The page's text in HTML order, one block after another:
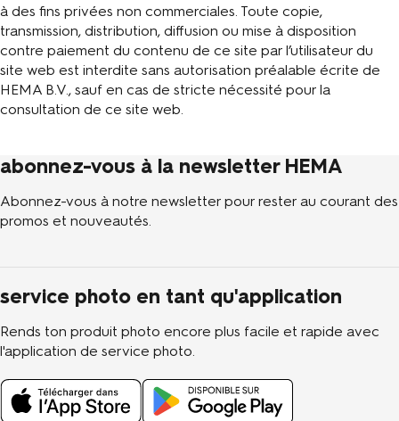
à des fins privées non commerciales. Toute copie,
transmission, distribution, diffusion ou mise à disposition
contre paiement du contenu de ce site par l’utilisateur du
site web est interdite sans autorisation préalable écrite de
HEMA B.V., sauf en cas de stricte nécessité pour la
consultation de ce site web.
abonnez-vous à la newsletter HEMA
Abonnez-vous à notre newsletter pour rester au courant des
promos et nouveautés.
service photo en tant qu'application
Rends ton produit photo encore plus facile et rapide avec
l'application de service photo.